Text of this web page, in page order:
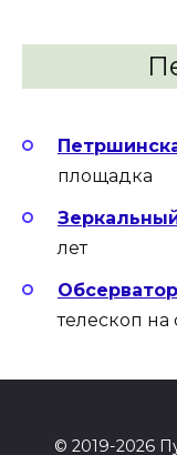
площадка
лет
телескоп на
© 2019-2026